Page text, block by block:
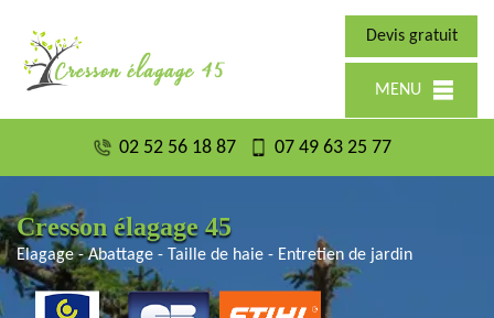
Devis gratuit
MENU
02 52 56 18 87 07 49 63 25 77
Cresson élagage 45
Elagage - Abattage - Taille de haie - Entretien de jardin